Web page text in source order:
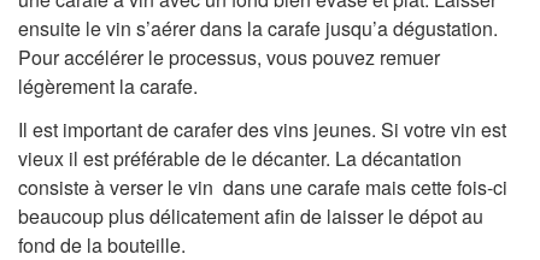
ensuite le vin s’aérer dans la carafe jusqu’a dégustation.
Pour accélérer le processus, vous pouvez remuer
légèrement la carafe.
Il est important de carafer des vins jeunes. Si votre vin est
vieux il est préférable de le décanter. La décantation
consiste à verser le vin dans une carafe mais cette fois-ci
beaucoup plus délicatement afin de laisser le dépot au
fond de la bouteille.